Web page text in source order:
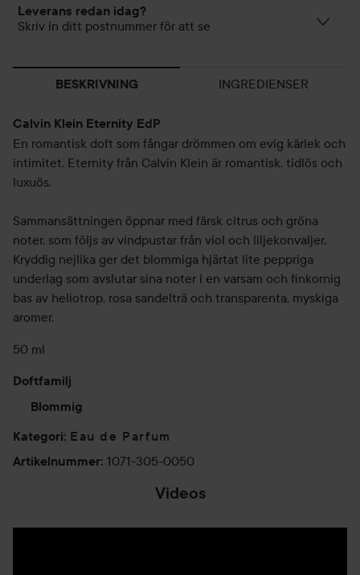
Leverans redan idag?
Skriv in ditt postnummer för att se
BESKRIVNING INGREDIENSER
Calvin Klein Eternity EdP
En romantisk doft som fångar drömmen om evig kärlek och
intimitet. Eternity från Calvin Klein är romantisk, tidlös och
luxuös.
Sammansättningen öppnar med färsk citrus och gröna
noter, som följs av vindpustar från viol och liljekonvaljer.
Kryddig nejlika ger det blommiga hjärtat lite peppriga
underlag som avslutar sina noter i en varsam och finkornig
bas av heliotrop, rosa sandelträ och transparenta, myskiga
aromer.
50 ml
Doftfamilj
Blommig
Kategori: Eau de Parfum
Artikelnummer: 1071-305-0050
Videos